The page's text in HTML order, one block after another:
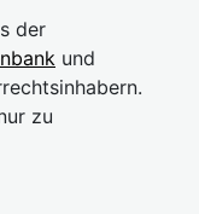
der
und
zu